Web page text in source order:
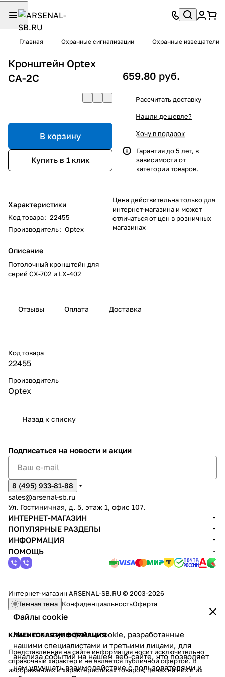
Главная Охранные сигнализации Охранные извещатели
Кронштейн Optex
CA-2C
В корзину
Купить в 1 клик
Характеристики
Код товара: 22455
Производитель: Optex
Описание
Потолочный кронштейн для
серий CX-702 и LX-402
659.80 руб.
Рассчитать доставку
Нашли дешевле?
Хочу в подарок
Гарантия до 5 лет, в
зависимости от
категории товаров.
Цена действительна только для
интернет-магазина и может
отличаться от цен в розничных
магазинах
Отзывы Оплата Доставка
Код товара
22455
Производитель
Optex
Назад к списку
Файлы cookie
Мы используем файлы cookie, разработанные
нашими специалистами и третьими лицами, для
анализа событий на нашем веб-сайте, что позволяет
нам улучшать взаимодействие с пользователями и
Подписаться на новости и акции
8 (495) 933-81-88
sales@arsenal-sb.ru
Ул. Гостиничная, д. 5, этаж 1, офис 107.
ИНТЕРНЕТ-МАГАЗИН
ПОПУЛЯРНЫЕ РАЗДЕЛЫ
ИНФОРМАЦИЯ
ПОМОЩЬ
Интернет-магазин ARSENAL-SB.RU © 2003-2026
Темная тема КонфиденциальностьОферта
КЛИЕНТСКАЯ ИНФОРМАЦИЯ
Представленная на сайте информация носит исключительно
справочный характер и не является публичной офертой. В
изображениях и характеристиках товаров, ценах на них и их